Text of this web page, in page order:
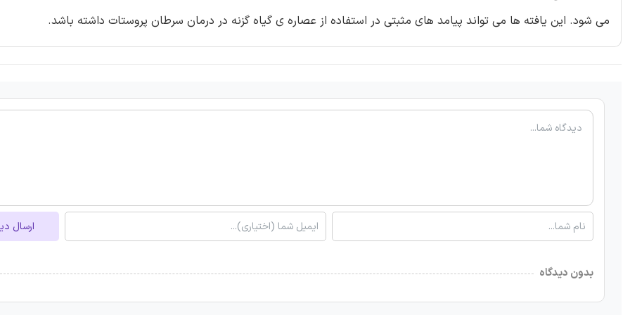
می شود. این یافته ها می تواند پیامد های مثبتی در استفاده از عصاره ی گیاه گزنه در درمان سرطان پروستات داشته باشد.
ارسال
بدون دیدگاه